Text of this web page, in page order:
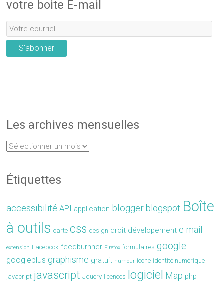
votre boite E-mail
S'abonner
Les archives mensuelles
Étiquettes
accessibilité API application blogger blogspot Boîte
à outils carte css design droit dévelopement e-mail
extension Facebook feedburnner Firefox formulaires google
googleplus graphisme gratuit humour icone identité numérique
javacript javascript Jquery licences logiciel Map php